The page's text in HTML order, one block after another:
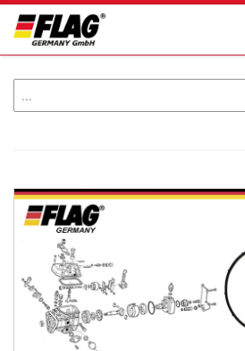
Zum Inhalt springen